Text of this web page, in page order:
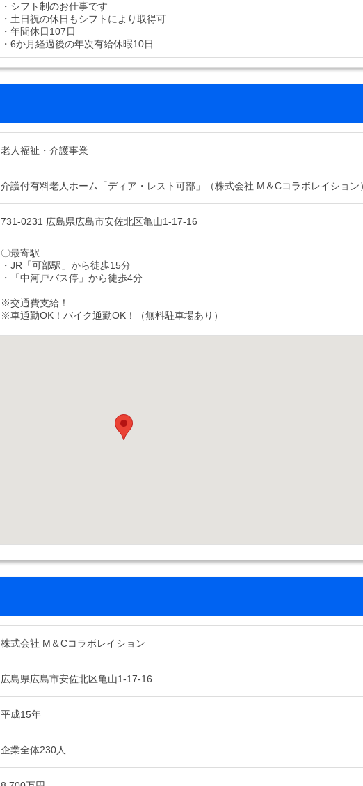
・シフト制のお仕事です
・土日祝の休日もシフトにより取得可
・年間休日107日
・6か月経過後の年次有給休暇10日
老人福祉・介護事業
介護付有料老人ホーム「ディア・レスト可部」（株式会社 M＆Cコラボレイション
731-0231 広島県広島市安佐北区亀山1-17-16
〇最寄駅
・JR「可部駅」から徒歩15分
・「中河戸バス停」から徒歩4分
※交通費支給！
※車通勤OK！バイク通勤OK！（無料駐車場あり）
株式会社 M＆Cコラボレイション
広島県広島市安佐北区亀山1-17-16
平成15年
企業全体230人